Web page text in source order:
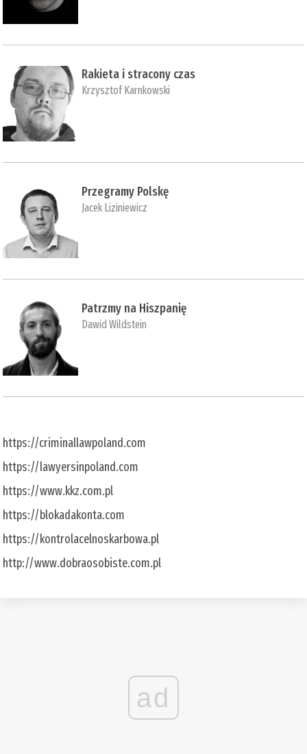
Rakieta i stracony czas
Krzysztof Karnkowski
Przegramy Polskę
Jacek Liziniewicz
Patrzmy na Hiszpanię
Dawid Wildstein
https://criminallawpoland.com
https://lawyersinpoland.com
https://www.kkz.com.pl
https://blokadakonta.com
https://kontrolacelnoskarbowa.pl
http://www.dobraosobiste.com.pl
ad